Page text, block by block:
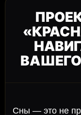
Сны — это не